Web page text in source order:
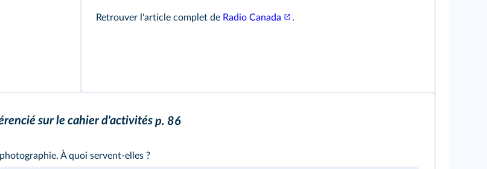
Retrouver l'article complet de Radio Canada .
sur le cahier d'activités p. 86
À quoi servent-elles ?